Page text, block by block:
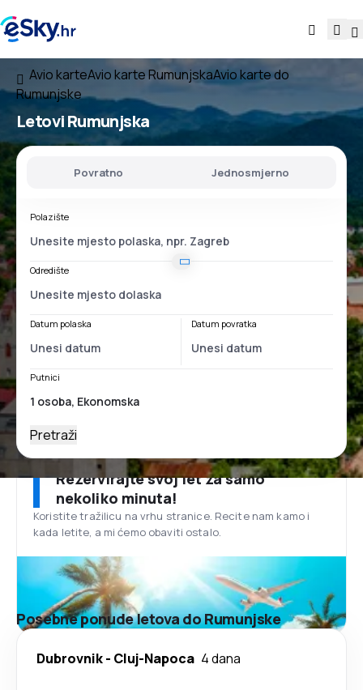
Avio karteAvio karte RumunjskaAvio karte do
Rumunjske
LetoviRumunjska
Povratno Jednosmjerno
Polazište
Odredište
Datum polaska Datum povratka
Putnici
Pretraži
Rezervirajte svoj let za samo
nekoliko minuta!
Koristite tražilicu na vrhu stranice. Recite nam kamo i
kada letite, a mi ćemo obaviti ostalo.
Posebne ponude letova do Rumunjske
Dubrovnik- Cluj-Napoca 4 dana